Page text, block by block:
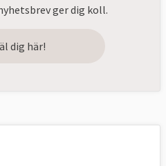
ger dig koll.
dig här!